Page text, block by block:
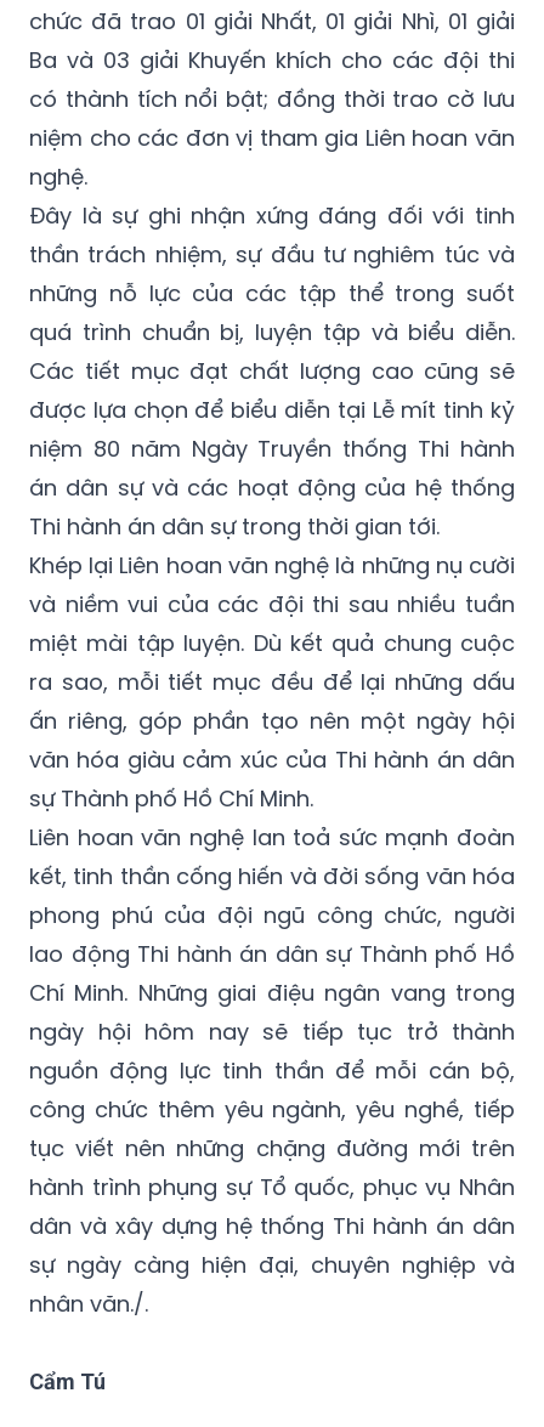
chức đã trao 01 giải Nhất, 01 giải Nhì, 01 giải
Ba và 03 giải Khuyến khích cho các đội thi
có thành tích nổi bật; đồng thời trao cờ lưu
niệm cho các đơn vị tham gia Liên hoan văn
nghệ.
Đây là sự ghi nhận xứng đáng đối với tinh
thần trách nhiệm, sự đầu tư nghiêm túc và
những nỗ lực của các tập thể trong suốt
quá trình chuẩn bị, luyện tập và biểu diễn.
Các tiết mục đạt chất lượng cao cũng sẽ
được lựa chọn để biểu diễn tại Lễ mít tinh kỷ
niệm 80 năm Ngày Truyền thống Thi hành
án dân sự và các hoạt động của hệ thống
Thi hành án dân sự trong thời gian tới.
Khép lại Liên hoan văn nghệ là những nụ cười
và niềm vui của các đội thi sau nhiều tuần
miệt mài tập luyện. Dù kết quả chung cuộc
ra sao, mỗi tiết mục đều để lại những dấu
ấn riêng, góp phần tạo nên một ngày hội
văn hóa giàu cảm xúc của Thi hành án dân
sự Thành phố Hồ Chí Minh.
Liên hoan văn nghệ lan toả sức mạnh đoàn
kết, tinh thần cống hiến và đời sống văn hóa
phong phú của đội ngũ công chức, người
lao động Thi hành án dân sự Thành phố Hồ
Chí Minh. Những giai điệu ngân vang trong
ngày hội hôm nay sẽ tiếp tục trở thành
nguồn động lực tinh thần để mỗi cán bộ,
công chức thêm yêu ngành, yêu nghề, tiếp
tục viết nên những chặng đường mới trên
hành trình phụng sự Tổ quốc, phục vụ Nhân
dân và xây dựng hệ thống Thi hành án dân
sự ngày càng hiện đại, chuyên nghiệp và
nhân văn./.
Cẩm Tú